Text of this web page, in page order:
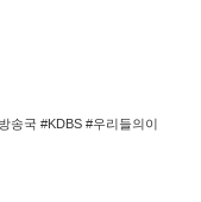
송국 #KDBS #우리들의이